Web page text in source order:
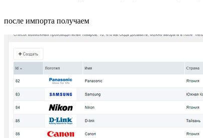
после импорта получаем